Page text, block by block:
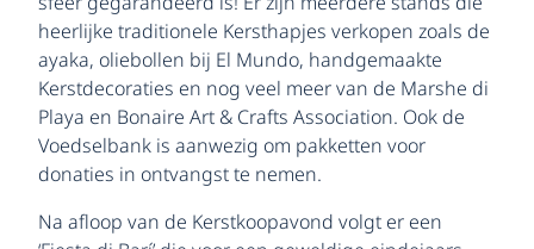
heerlijke traditionele Kersthapjes verkopen zoals de
ayaka, oliebollen bij El Mundo, handgemaakte
Kerstdecoraties en nog veel meer van de Marshe di
Playa en Bonaire Art & Crafts Association. Ook de
Voedselbank is aanwezig om pakketten voor
donaties in ontvangst te nemen.
Na afloop van de Kerstkoopavond volgt er een